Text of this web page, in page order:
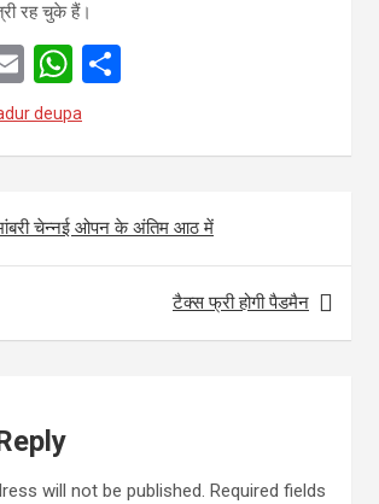
रह चुके हैं।
E
m
W
h
A
p
deupa
चेन्नई ओपन के अंतिम आठ में
टैक्स फ्री होगी पैडमैन
will not be published. Required fields